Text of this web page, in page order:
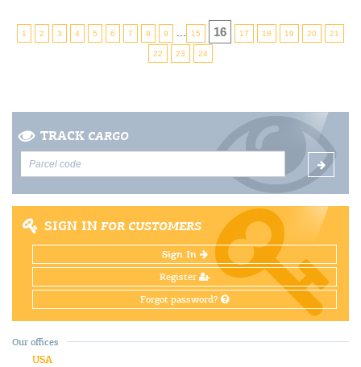
1 2 3 4 5 6 7 8 9 15 16 17 18 19 20 21
22 23 24
TRACK CARGO
SIGN IN FOR CUSTOMERS
Sign In
Register
Forgot password?
Our offices
USA